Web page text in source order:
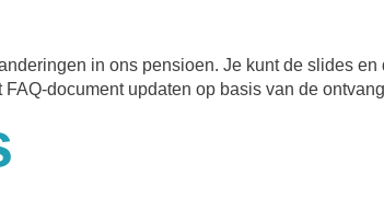
in ons pensioen. Je kunt de slides en
document updaten op basis van de